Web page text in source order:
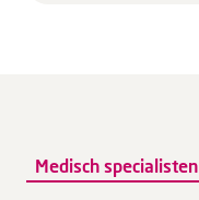
Medisch specialisten